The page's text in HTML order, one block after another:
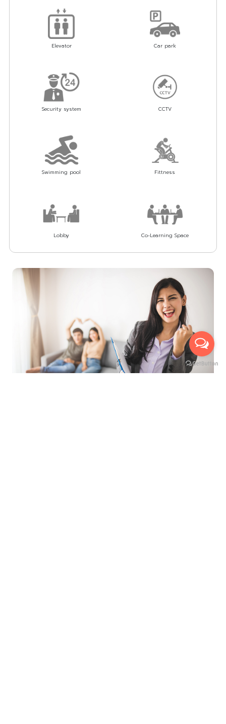
Elevator Car park
Security system CCTV
Swimming pool Fittness
Lobby Co-Learning Space